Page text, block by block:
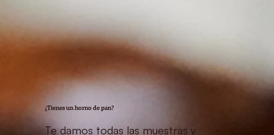
¿Tienes un horno de pan?
​Te damos todas las muestras y